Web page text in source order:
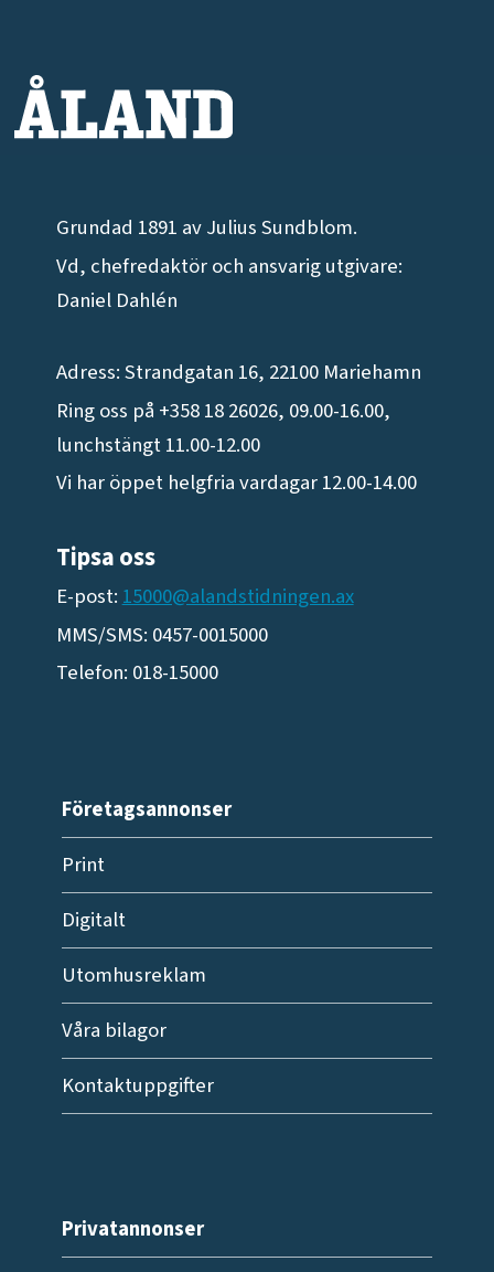
Grundad 1891 av Julius Sundblom.
Vd, chefredaktör och ansvarig utgivare:
Daniel Dahlén
Adress: Strandgatan 16, 22100 Mariehamn
Ring oss på +358 18 26026, 09.00-16.00,
lunchstängt 11.00-12.00
Vi har öppet helgfria vardagar 12.00-14.00
Tipsa oss
E-post: 15000@alandstidningen.ax
MMS/SMS: 0457-0015000
Telefon: 018-15000
Företagsannonser
Print
Digitalt
Utomhusreklam
Våra bilagor
Kontaktuppgifter
Privatannonser